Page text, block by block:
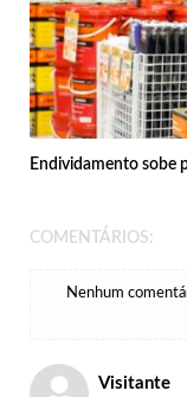
Endividamento sobe
COMENTÁRIOS:
Nenhum
Visitante